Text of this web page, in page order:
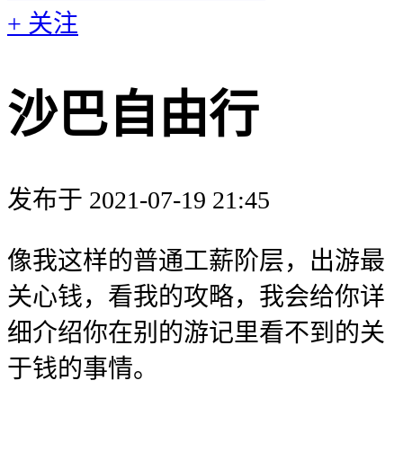
+ 关注
沙巴自由行
发布于 2021-07-19 21:45
像我这样的普通工薪阶层，出游最
关心钱，看我的攻略，我会给你详
细介绍你在别的游记里看不到的关
于钱的事情。